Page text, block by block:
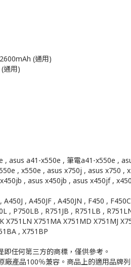
(通用)
通用)
, asus a41-x550e , 筆電a41-x550e ,
, x550e , asus x750j , asus x750
, asus x450jb , asus x450jf ,
, A450JF , A450JN , F450 ,
, P750LB , R751JB , R751LB ,
X751LN X751MA X751MD X751MJ
, X751BP
任何第三方的商標，僅供參考。
廠產品100％兼容。商品上的適用品牌